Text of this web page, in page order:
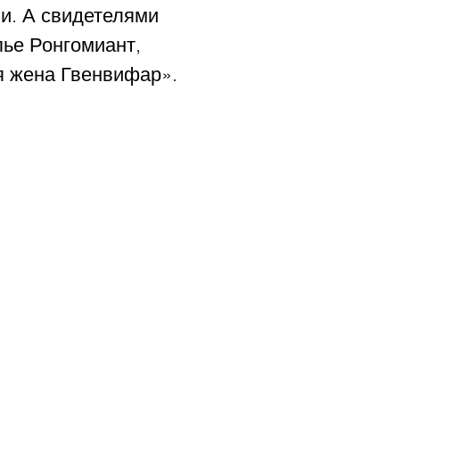
А свидетелями
Ронгомиант,
жена Гвенвифар».